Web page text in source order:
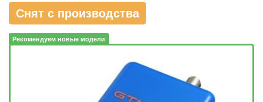
Снят с производства
Рекомендуем новые модели